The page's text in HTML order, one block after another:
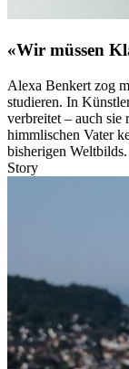
«Wir müssen
Alexa Benkert zog
studieren. In
verbreitet – auch sie
himmlischen Vater
bisherigen Weltbilds.
Story